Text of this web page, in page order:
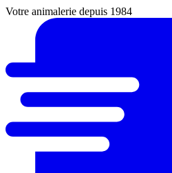
Votre animalerie depuis 1984